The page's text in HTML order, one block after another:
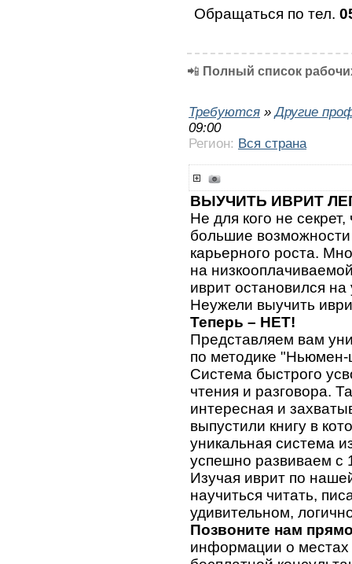
Обращаться по тел.
📲 Полный список
Требуются »Другие
09:00
Регион: Вся страна
ВЫУЧИТЬ ИВРИТ
Не для кого не
большие
карьерного роста.
на
иврит остановился
Неужели выучить
Теперь – НЕТ!
Представляем вам
по методике "Ньюмен-
Система быстрого
чтения и разговора.
интересная и
выпустили книгу в
уникальная система
успешно развиваем с
Изучая иврит по
научиться читать,
удивительном,
Позвоните нам
информации о местах